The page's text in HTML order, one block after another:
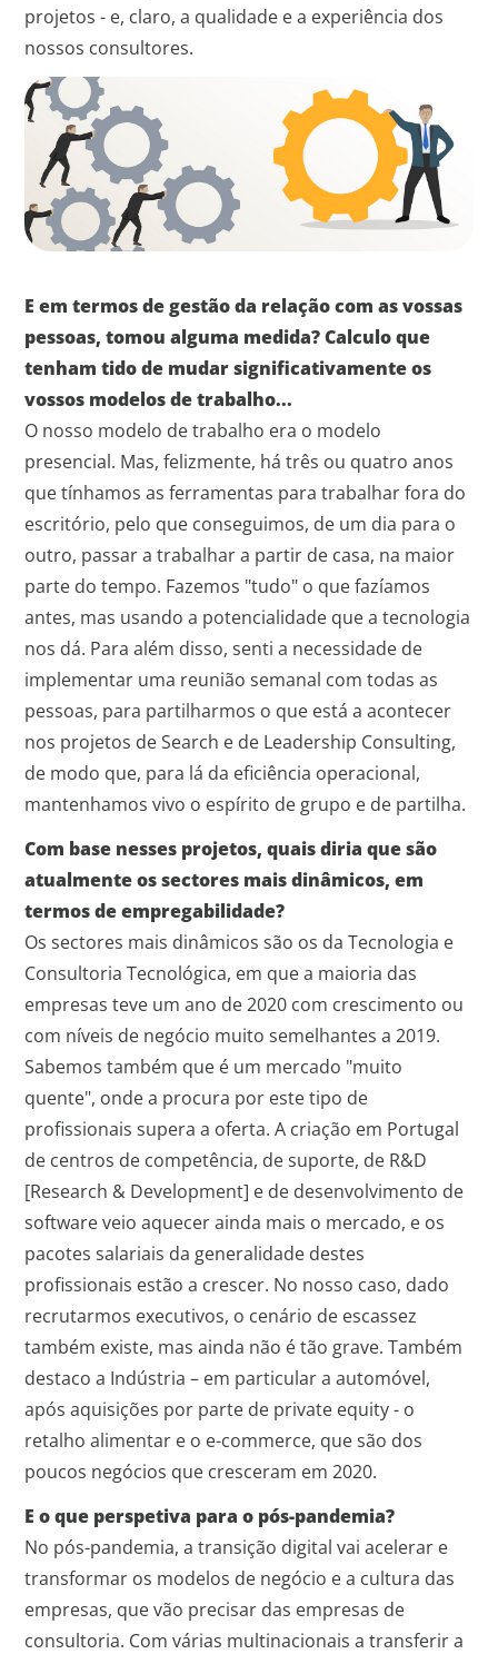
projetos - e, claro, a qualidade e a experiência dos
nossos consultores.
E em termos de gestão da relação com as vossas
pessoas, tomou alguma medida? Calculo que
tenham tido de mudar significativamente os
vossos modelos de trabalho...
O nosso modelo de trabalho era o modelo
presencial. Mas, felizmente, há três ou quatro anos
que tínhamos as ferramentas para trabalhar fora do
escritório, pelo que conseguimos, de um dia para o
outro, passar a trabalhar a partir de casa, na maior
parte do tempo. Fazemos "tudo" o que fazíamos
antes, mas usando a potencialidade que a tecnologia
nos dá. Para além disso, senti a necessidade de
implementar uma reunião semanal com todas as
pessoas, para partilharmos o que está a acontecer
nos projetos de Search e de Leadership Consulting,
de modo que, para lá da eficiência operacional,
mantenhamos vivo o espírito de grupo e de partilha.
Com base nesses projetos, quais diria que são
atualmente os sectores mais dinâmicos, em
termos de empregabilidade?
Os sectores mais dinâmicos são os da Tecnologia e
Consultoria Tecnológica, em que a maioria das
empresas teve um ano de 2020 com crescimento ou
com níveis de negócio muito semelhantes a 2019.
Sabemos também que é um mercado "muito
quente", onde a procura por este tipo de
profissionais supera a oferta. A criação em Portugal
de centros de competência, de suporte, de R&D
[Research & Development] e de desenvolvimento de
software veio aquecer ainda mais o mercado, e os
pacotes salariais da generalidade destes
profissionais estão a crescer. No nosso caso, dado
recrutarmos executivos, o cenário de escassez
também existe, mas ainda não é tão grave. Também
destaco a Indústria – em particular a automóvel,
após aquisições por parte de private equity - o
retalho alimentar e o e-commerce, que são dos
poucos negócios que cresceram em 2020.
E o que perspetiva para o pós-pandemia?
No pós-pandemia, a transição digital vai acelerar e
transformar os modelos de negócio e a cultura das
empresas, que vão precisar das empresas de
consultoria. Com várias multinacionais a transferir a